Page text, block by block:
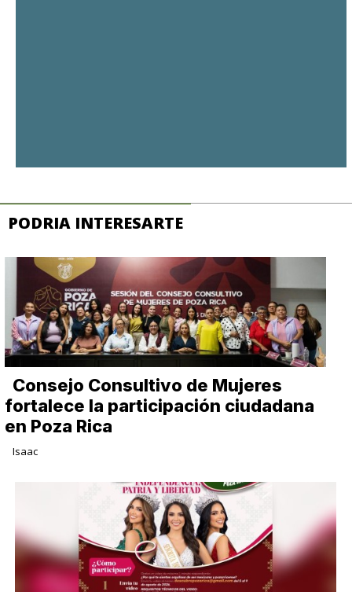
PODRIA INTERESARTE
Consejo Consultivo de Mujeres
fortalece la participación ciudadana
en Poza Rica
Isaac